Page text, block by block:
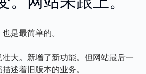
是最简单的。
大。新增了新功能。但网站最后一
述着旧版本的业务。